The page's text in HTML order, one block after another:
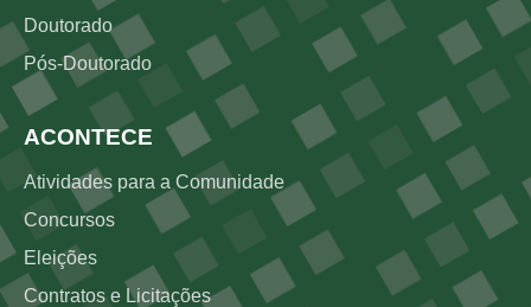
Doutorado
Pós-Doutorado
ACONTECE
Atividades para a Comunidade
Concursos
Eleições
Contratos e Licitações